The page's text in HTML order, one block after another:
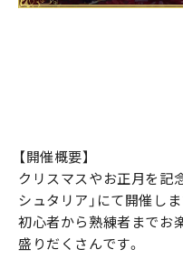
【開催概要】
クリスマスやお正月を記
シュタリア」にて開催しま
初心者から熟練者までお
盛りだくさんです。